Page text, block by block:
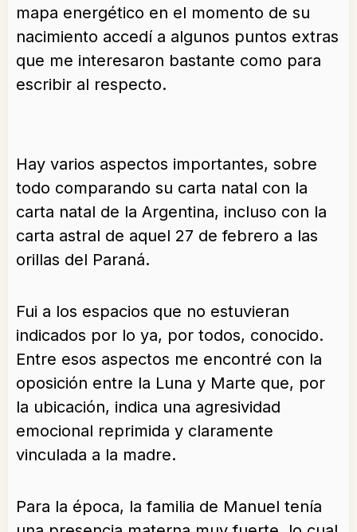
mapa energético en el momento de su
nacimiento accedí a algunos puntos extras
que me interesaron bastante como para
escribir al respecto.
Hay varios aspectos importantes, sobre
todo comparando su carta natal con la
carta natal de la Argentina, incluso con la
carta astral de aquel 27 de febrero a las
orillas del Paraná.
Fui a los espacios que no estuvieran
indicados por lo ya, por todos, conocido.
Entre esos aspectos me encontré con la
oposición entre la Luna y Marte que, por
la ubicación, indica una agresividad
emocional reprimida y claramente
vinculada a la madre.
Para la época, la familia de Manuel tenía